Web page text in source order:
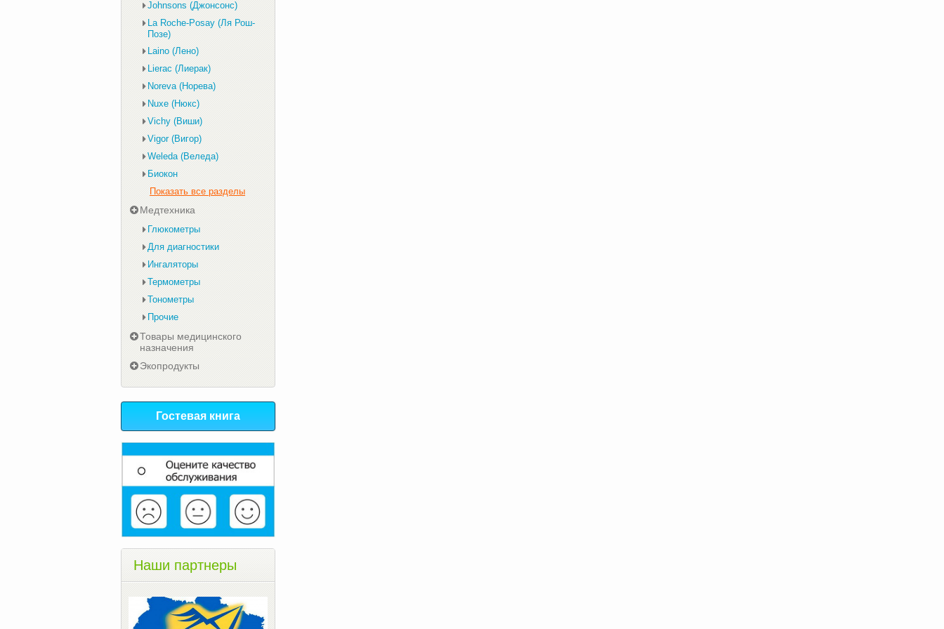
Johnsons (Джонсонс)
La Roche-Posay (Ля Рош-
Позе)
Laino (Лено)
Lierac (Лиерак)
Noreva (Норева)
Nuxe (Нюкс)
Vichy (Виши)
Vigor (Вигор)
Weleda (Веледа)
Биокон
Показать все разделы
Медтехника
Глюкометры
Для диагностики
Ингаляторы
Термометры
Тонометры
Прочие
Товары медицинского
назначения
Экопродукты
Гостевая книга
Наши партнеры